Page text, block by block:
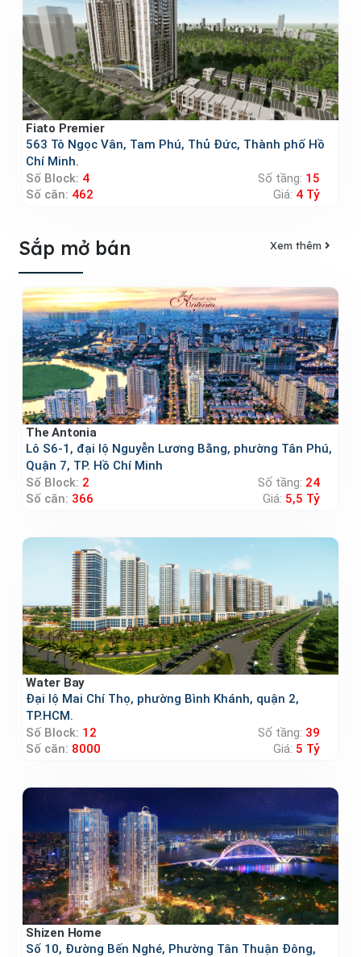
Fiato Premier
563 Tô Ngọc Vân, Tam Phú, Thủ Đức, Thành phố Hồ
Chí Minh.
Số Block: 4 Số tầng: 15
Số căn: 462 Giá: 4 Tỷ
Sắp mở bán Xem thêm
The Antonia
Lô S6-1, đại lộ Nguyễn Lương Bằng, phường Tân Phú,
Quận 7, TP. Hồ Chí Minh
Số Block: 2 Số tầng: 24
Số căn: 366 Giá: 5,5 Tỷ
Water Bay
Đại lộ Mai Chí Thọ, phường Bình Khánh, quận 2,
TP.HCM.
Số Block: 12 Số tầng: 39
Số căn: 8000 Giá: 5 Tỷ
Shizen Home
Số 10, Đường Bến Nghé, Phường Tân Thuận Đông,